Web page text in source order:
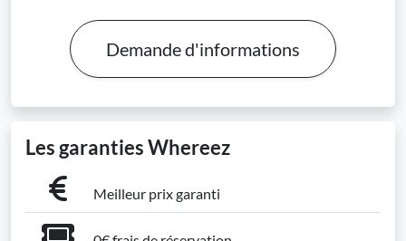
Demande d'informations
Les garanties Whereez
Meilleur prix garanti